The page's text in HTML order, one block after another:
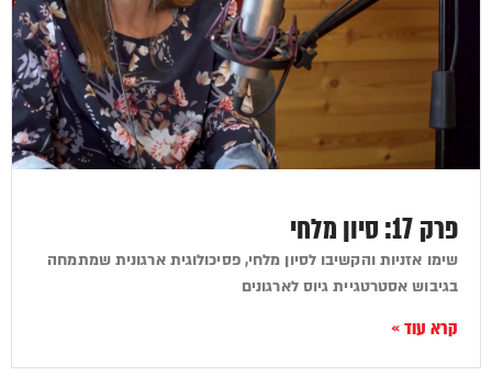
פרק 17: סיון מלחי
שימו אזניות והקשיבו לסיון מלחי, פסיכולוגית ארגונית שמתמחה
בגיבוש אסטרטגיית גיוס לארגונים
קרא עוד »